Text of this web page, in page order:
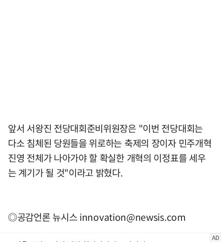
앞서 서왕진 전당대회준비위원장은 "이번 전당대회는
다소 침체된 당원들을 위로하는 축제의 장이자 민주개혁
진영 전체가 나아가야 할 확실한 개혁의 이정표를 세우
는 계기가 될 것"이라고 밝혔다.
◎공감언론 뉴시스innovation@newsis.com